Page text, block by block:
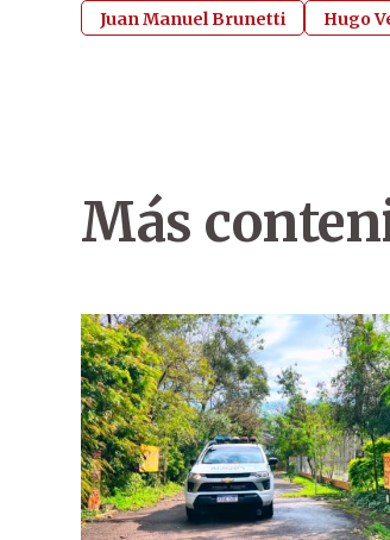
Juan Manuel Brunetti Hugo
Más